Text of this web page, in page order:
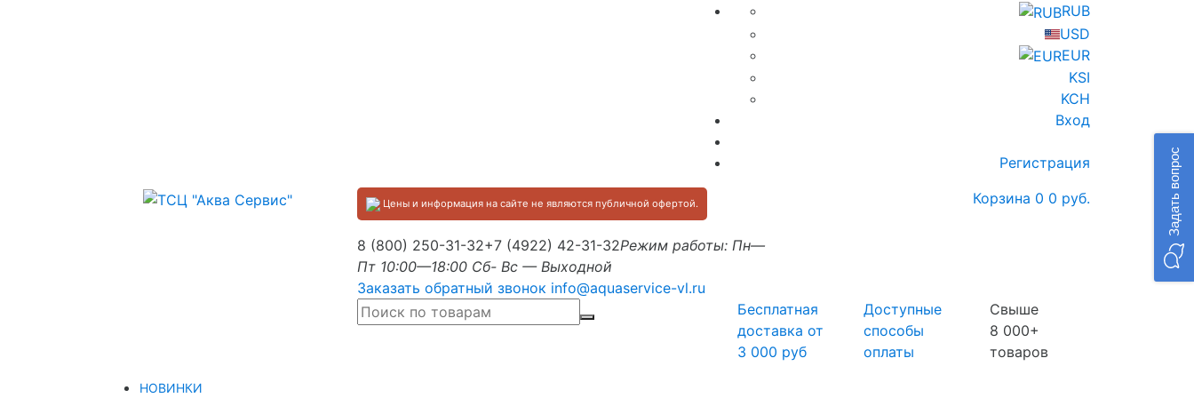
RUB
USD
EUR
KSI
KCH
Вход
Регистрация
Цены и информация на сайте не являются публичной офертой.
8 (800) 250-31-32+7 (4922) 42-31-32Режим работы: Пн—
Пт 10:00—18:00 Сб- Вс — Выходной
Заказать обратный звонок info@aquaservice-vl.ru
Корзина 0 0 руб.
Бесплатная
доставка от
3 000 руб
Доступные
способы
оплаты
Свыше
8 000+
товаров
НОВИНКИ
Задать вопрос